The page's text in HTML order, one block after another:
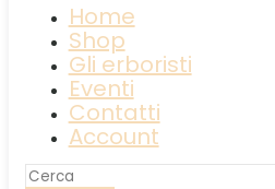
Home
Shop
Gli erboristi
Eventi
Contatti
Account